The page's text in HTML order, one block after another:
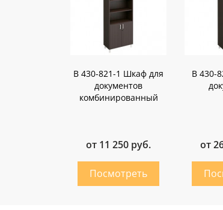
В 430-821-1 Шкаф для
документов
комбинированный
от 11 250 руб.
В 430-
от